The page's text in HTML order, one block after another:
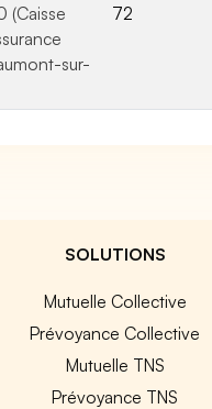
(Caisse
sur-
72
SOLUTIONS
Mutuelle Collective
Prévoyance Collective
Mutuelle TNS
Prévoyance TNS